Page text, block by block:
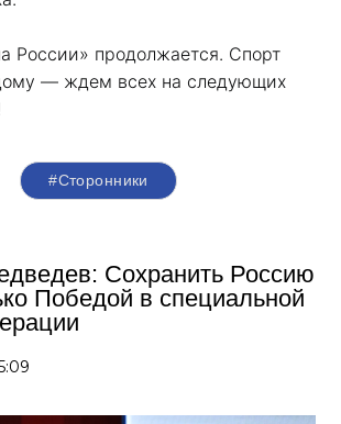
России» продолжается. Спорт
— ждем всех на следующих
#Сторонники
Сохранить Россию
Победой в специальной